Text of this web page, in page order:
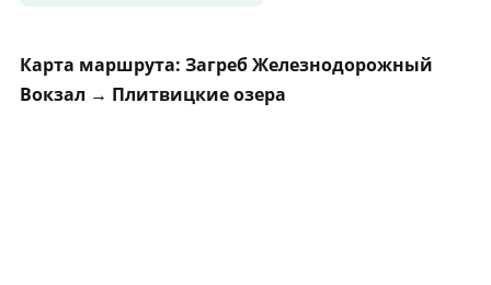
Карта маршрута: Загреб Железнодорожный
Вокзал → Плитвицкие озера